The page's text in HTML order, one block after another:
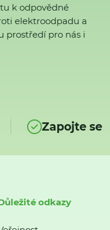
k odpovědné
elektroodpadu a
prostředí pro nás i
Zapojte se
odkazy